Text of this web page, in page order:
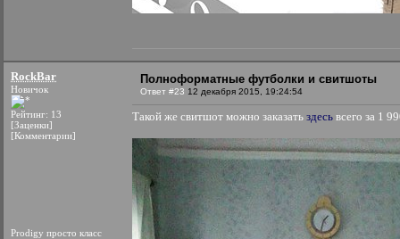
RockBar
Новичок
Рейтинг: 13
[Заценки]
[Комментарии]
Prodigy просто класс
Полноформатные футболки и свитшоты
Ответ #23 12 декабря 2015, 19:24:54
Такой же свитшот можно заказать здесь всего за 1